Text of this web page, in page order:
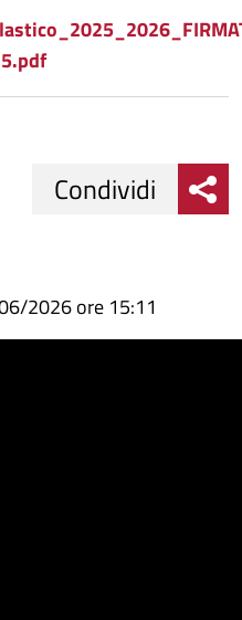
su
Facebook
Condividi
su
Condividi
Condividi
2026 ore 15:11